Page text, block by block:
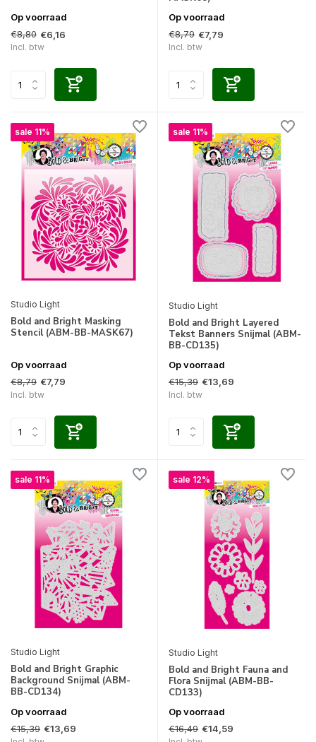
Op voorraad
€8,80 €6,16
Incl. btw
Op voorraad
€8,79 €7,79
Incl. btw
sale 11%
Studio Light
Bold and Bright Masking
Stencil (ABM-BB-MASK67)
Op voorraad
€8,79 €7,79
Incl. btw
sale 11%
Studio Light
Bold and Bright Layered
Tekst Banners Snijmal (ABM-
BB-CD135)
Op voorraad
€15,39 €13,69
Incl. btw
sale 11%
Studio Light
Bold and Bright Graphic
Background Snijmal (ABM-
BB-CD134)
Op voorraad
€15,39 €13,69
sale 12%
Studio Light
Bold and Bright Fauna and
Flora Snijmal (ABM-BB-
CD133)
Op voorraad
€16,49 €14,59